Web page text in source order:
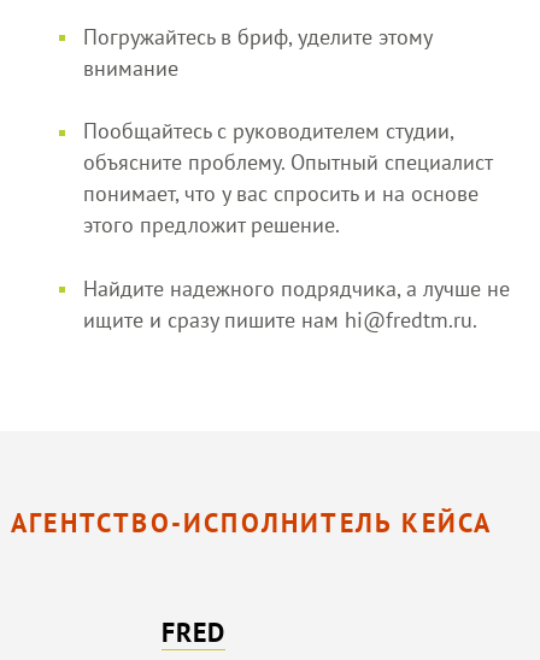
Погружайтесь в бриф, уделите этому
внимание
Пообщайтесь с руководителем студии,
объясните проблему. Опытный специалист
понимает, что у вас спросить и на основе
этого предложит решение.
Найдите надежного подрядчика, а лучше не
ищите и сразу пишите нам hi@fredtm.ru.
АГЕНТСТВО-ИСПОЛНИТЕЛЬ КЕЙСА
FRED